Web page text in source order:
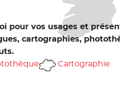
pour vos usages et
cartographies,
Cartographie